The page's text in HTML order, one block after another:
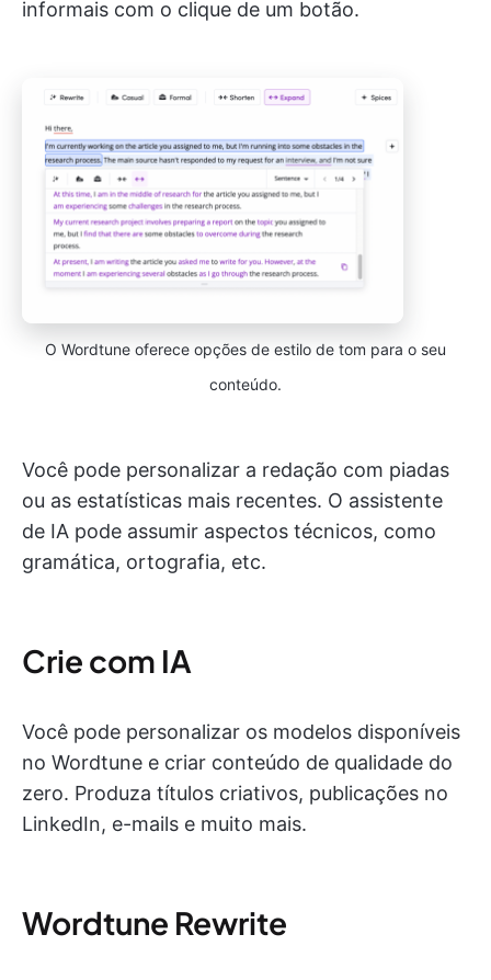
informais com o clique de um botão.
O Wordtune oferece opções de estilo de tom para o seu
conteúdo.
Você pode personalizar a redação com piadas
ou as estatísticas mais recentes. O assistente
de IA pode assumir aspectos técnicos, como
gramática, ortografia, etc.
Crie com IA
Você pode personalizar os modelos disponíveis
no Wordtune e criar conteúdo de qualidade do
zero. Produza títulos criativos, publicações no
LinkedIn, e-mails e muito mais.
Wordtune Rewrite